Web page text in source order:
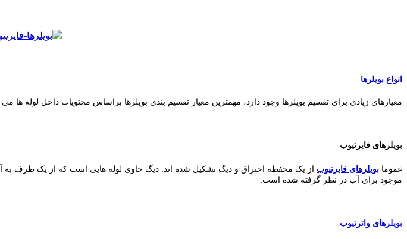
انواع بویلرها
معیارهای زیادی برای تقسیم بویلرها وجود دارد، مهمترین معیار تقسیم بندی بویلرها براساس محتویات داخل لوله ها
بویلرهای فایرتیوب
عموما بویلرهای فایرتیوب از یک محفظه احتراق و دیگ تشکیل شده اند. دیگ حاوی لوله هایی است که از یک طرف
موجود برای آب در نظر گرفته شده است.
بویلرهای واترتیوب